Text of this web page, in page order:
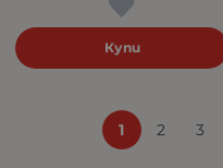
Купи
1 2 3